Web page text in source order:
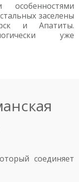
заселены
и Апатиты.
уже
соединяет